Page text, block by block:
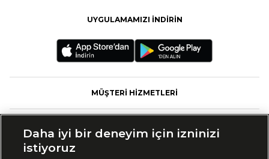
UYGULAMAMIZI İNDİRİN
MÜŞTERİ HİZMETLERİ
Daha iyi bir deneyim için izninizi
istiyoruz